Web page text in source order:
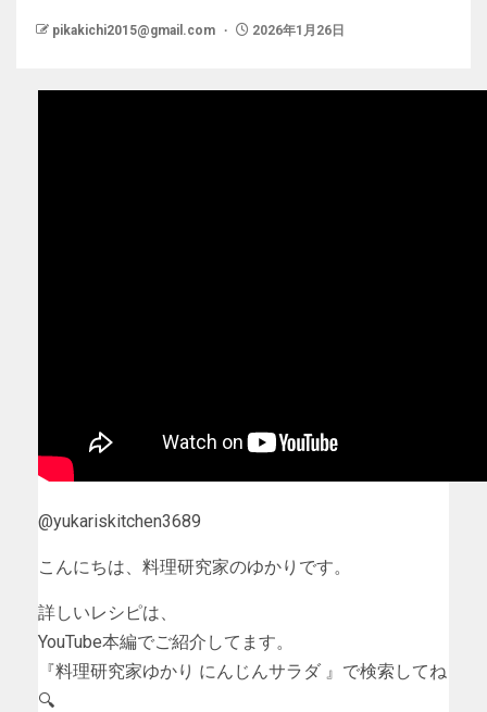
pikakichi2015@gmail.com 2026年1月26日
@yukariskitchen3689
こんにちは、料理研究家のゆかりです。
詳しいレシピは、
YouTube本編でご紹介してます。
『料理研究家ゆかり にんじんサラダ 』で検索してね
🔍